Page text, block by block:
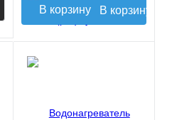
В корзину